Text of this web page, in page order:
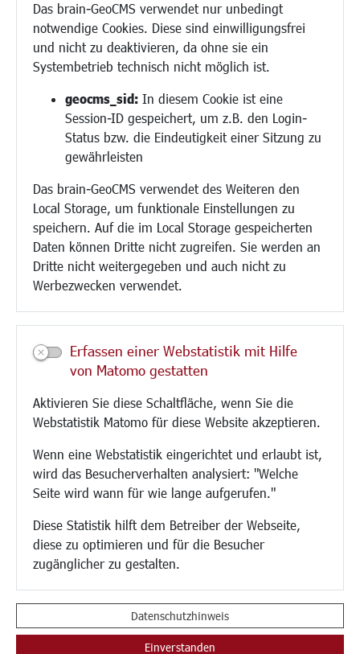
Das brain-GeoCMS verwendet nur unbedingt
notwendige Cookies. Diese sind einwilligungsfrei
und nicht zu deaktivieren, da ohne sie ein
Systembetrieb technisch nicht möglich ist.
geocms_sid: In diesem Cookie ist eine
Session-ID gespeichert, um z.B. den Login-
Status bzw. die Eindeutigkeit einer Sitzung zu
gewährleisten
Das brain-GeoCMS verwendet des Weiteren den
Local Storage, um funktionale Einstellungen zu
speichern. Auf die im Local Storage gespeicherten
Daten können Dritte nicht zugreifen. Sie werden an
Dritte nicht weitergegeben und auch nicht zu
Werbezwecken verwendet.
Erfassen einer Webstatistik mit Hilfe
von Matomo gestatten
Aktivieren Sie diese Schaltfläche, wenn Sie die
Webstatistik Matomo für diese Website akzeptieren.
Wenn eine Webstatistik eingerichtet und erlaubt ist,
wird das Besucherverhalten analysiert: "Welche
Seite wird wann für wie lange aufgerufen."
Diese Statistik hilft dem Betreiber der Webseite,
diese zu optimieren und für die Besucher
zugänglicher zu gestalten.
Datenschutzhinweis
Einverstanden
Demokratie leben
Ukrainehilfe
Hilfe für Geflüchtete
Religion
Bauen/Umwelt/Mobilität
Bebauungsplanung
Verkehr/Mobilität
Glasfaserausbau
Aktuelle Baustellen
Paddelteich
CINDY S
Kultur/Freizeit/Tourismus
Veranstaltungen
Neue Stadthalle Langen
Bäder
Musikschule
Stadtbücherei
Stadtarchiv
Museen
Hotels/Unterkünfte
Gastronomie
Kunstszene
Vereine und Institutionen